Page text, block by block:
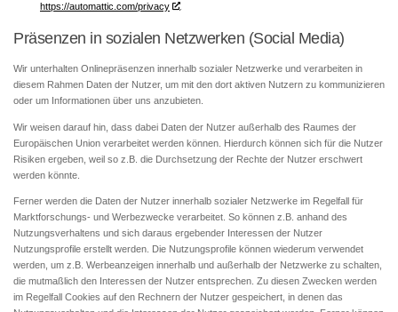
https://automattic.com/privacy
.
Präsenzen in sozialen Netzwerken (Social Media)
Wir unterhalten Onlinepräsenzen innerhalb sozialer Netzwerke und verarbeiten in
diesem Rahmen Daten der Nutzer, um mit den dort aktiven Nutzern zu kommunizieren
oder um Informationen über uns anzubieten.
Wir weisen darauf hin, dass dabei Daten der Nutzer außerhalb des Raumes der
Europäischen Union verarbeitet werden können. Hierdurch können sich für die Nutzer
Risiken ergeben, weil so z.B. die Durchsetzung der Rechte der Nutzer erschwert
werden könnte.
Ferner werden die Daten der Nutzer innerhalb sozialer Netzwerke im Regelfall für
Marktforschungs- und Werbezwecke verarbeitet. So können z.B. anhand des
Nutzungsverhaltens und sich daraus ergebender Interessen der Nutzer
Nutzungsprofile erstellt werden. Die Nutzungsprofile können wiederum verwendet
werden, um z.B. Werbeanzeigen innerhalb und außerhalb der Netzwerke zu schalten,
die mutmaßlich den Interessen der Nutzer entsprechen. Zu diesen Zwecken werden
im Regelfall Cookies auf den Rechnern der Nutzer gespeichert, in denen das